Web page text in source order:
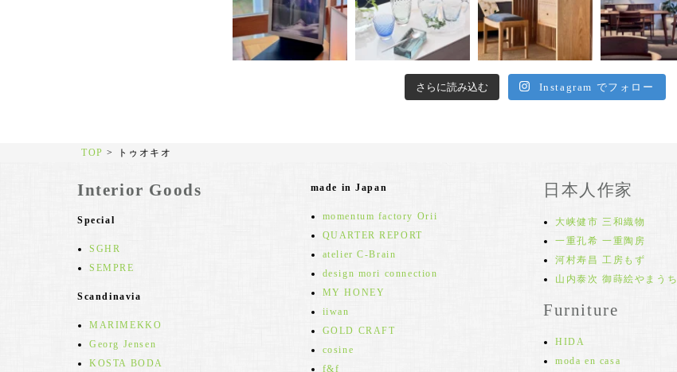
さらに読み込む Instagram でフォロー
TOP > トゥオキオ
Interior Goods
Special
SGHR
SEMPRE
Scandinavia
MARIMEKKO
Georg Jensen
KOSTA BODA
made in Japan
momentum factory Orii
QUARTER REPORT
atelier C-Brain
design mori connection
MY HONEY
iiwan
GOLD CRAFT
cosine
f&f
日本人作家
大峡健市 三和織物
一重孔希 一重陶房
河村寿昌 工房もず
山内泰次 御蒔絵やまうち
Furniture
HIDA
moda en casa